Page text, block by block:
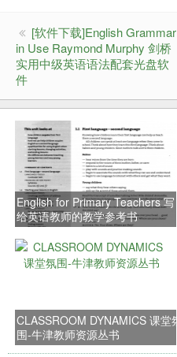
[软件下载]English Grammar
in Use Raymond Murphy 剑桥
实用中级英语语法配套光盘软
件
English for Primary Teachers 写
给英语教师的教学参考书
CLASSROOM DYNAMICS 课堂氛
围-牛津教师资源丛书